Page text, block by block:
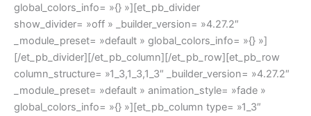
global_colors_info= »{} »][et_pb_divider
show_divider= »off » _builder_version= »4.27.2″
_module_preset= »default » global_colors_info= »{} »]
[/et_pb_divider][/et_pb_column][/et_pb_row][et_pb_row
column_structure= »1_3,1_3,1_3″ _builder_version= »4.27.2″
_module_preset= »default » animation_style= »fade »
global_colors_info= »{} »][et_pb_column type= »1_3″